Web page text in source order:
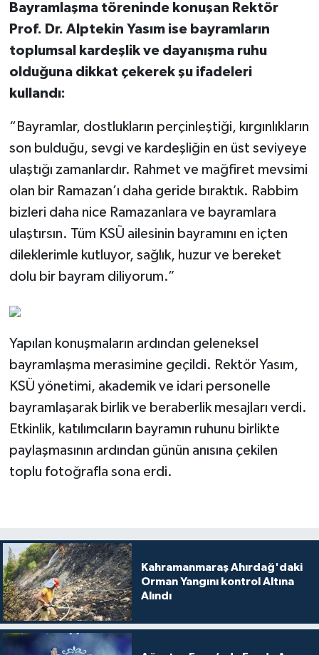
Bayramlaşma töreninde konuşan Rektör
Prof. Dr. Alptekin Yasım ise bayramların
toplumsal kardeşlik ve dayanışma ruhu
olduğuna dikkat çekerek şu ifadeleri
kullandı:
“Bayramlar, dostlukların perçinleştiği, kırgınlıkların
son bulduğu, sevgi ve kardeşliğin en üst seviyeye
ulaştığı zamanlardır. Rahmet ve mağfiret mevsimi
olan bir Ramazan’ı daha geride bıraktık. Rabbim
bizleri daha nice Ramazanlara ve bayramlara
ulaştırsın. Tüm KSÜ ailesinin bayramını en içten
dileklerimle kutluyor, sağlık, huzur ve bereket
dolu bir bayram diliyorum.”
Yapılan konuşmaların ardından geleneksel
bayramlaşma merasimine geçildi. Rektör Yasım,
KSÜ yönetimi, akademik ve idari personelle
bayramlaşarak birlik ve beraberlik mesajları verdi.
Etkinlik, katılımcıların bayramın ruhunu birlikte
paylaşmasının ardından günün anısına çekilen
toplu fotoğrafla sona erdi.
Kahramanmaraş Ahırdağ'daki
Orman Yangını kontrol Altına
Alındı